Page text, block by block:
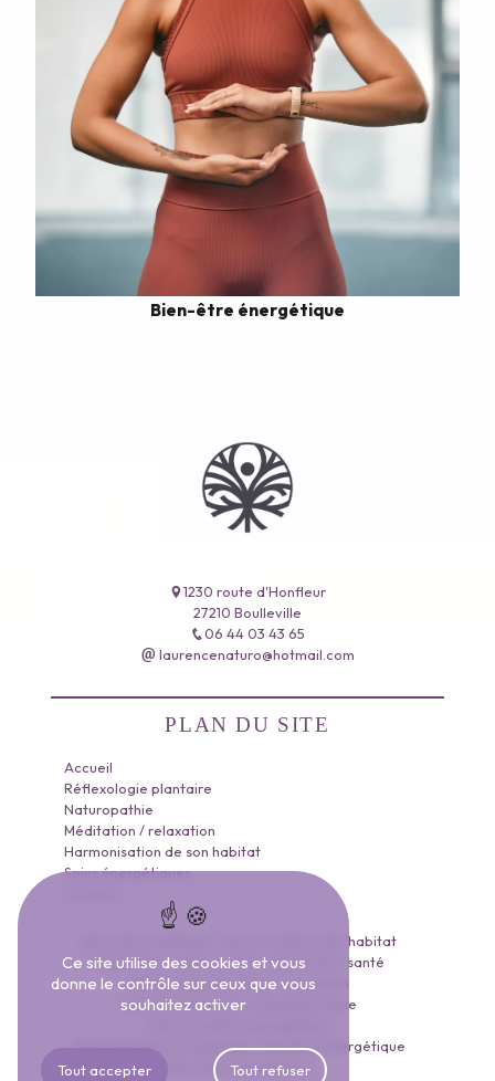
Bien-être énergétique
1230 route d'Honfleur
27210 Boulleville
06 44 03 43 65
laurencenaturo@hotmail.com
PLAN DU SITE
Accueil
Réflexologie plantaire
Naturopathie
Méditation / relaxation
Harmonisation de son habitat
Soins énergétiques
harmonisation de l'habitat
méditation naturopathie prévention santé
réflexologie plantaire relaxation
Soins énergétiques
Énergéticienne
Rééquilibrage énergétique Équilibre énergétique
Bien-être énergétique
Ce site utilise des cookies et vous
donne le contrôle sur ceux que vous
souhaitez activer
Tout accepter Tout refuser